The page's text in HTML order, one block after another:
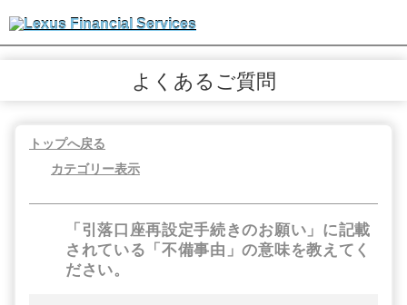
よくあるご質問
トップへ戻る
カテゴリー表示
「引落口座再設定手続きのお願い」に記載
されている「不備事由」の意味を教えてく
ださい。